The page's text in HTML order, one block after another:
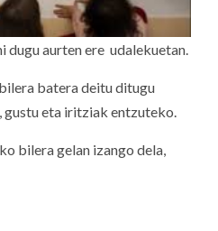
dugu aurten ere udalekuetan.
batera deitu ditugu
gustu eta iritziak entzuteko.
bilera gelan izango dela,